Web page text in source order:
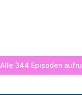
Alle 344 Episoden